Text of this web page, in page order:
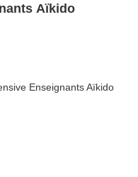
Aïkido